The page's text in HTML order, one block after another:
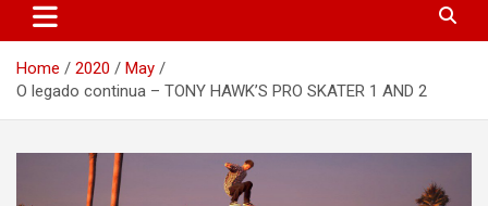
Home 2020
May
O legado continua – TONY HAWK’S PRO SKATER 1 AND 2